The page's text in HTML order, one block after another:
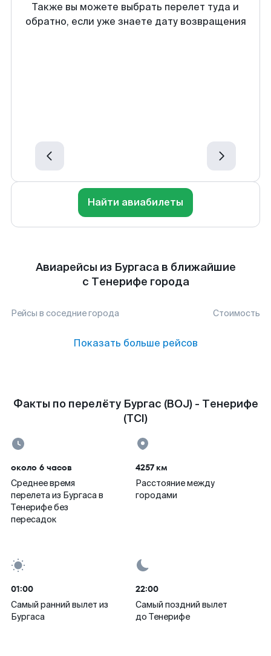
Также вы можете выбрать перелет туда и
обратно, если уже знаете дату возвращения
Найти авиабилеты
Авиарейсы из Бургаса в ближайшие
с Тенерифе города
Рейсы в соседние города Стоимость
Показать больше рейсов
Факты по перелёту Бургас (BOJ) - Тенерифе
(TCI)
около 6 часов
Среднее время
перелета из Бургаса в
Тенерифе без
пересадок
4257 км
Расстояние между
городами
01:00
Самый ранний вылет из
Бургаса
22:00
Самый поздний вылет
до Тенерифе